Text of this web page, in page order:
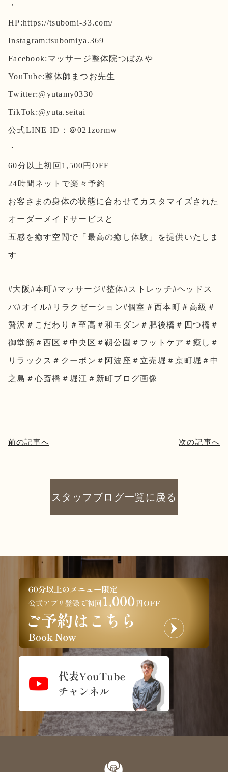
・
HP:https://tsubomi-33.com/
Instagram:tsubomiya.369
Facebook:マッサージ整体院つぼみや
YouTube:整体師まつお先生
Twitter:@yutamy0330
TikTok:@yuta.seitai
公式LINE ID：＠021zormw
・
60分以上初回1,500円OFF
24時間ネットで楽々予約
お客さまの身体の状態に合わせてカスタマイズされた
オーダーメイドサービスと
五感を癒す空間で「最高の癒し体験」を提供いたしま
す
#大阪#本町#マッサージ#整体#ストレッチ#ヘッドス
パ#オイル#リラクゼーション#個室＃西本町＃高級＃
贅沢＃こだわり＃至高＃和モダン＃肥後橋＃四つ橋＃
御堂筋＃西区＃中央区＃靱公園＃フットケア＃癒し＃
リラックス＃クーポン＃阿波座＃立売堀＃京町堀＃中
之島＃心斎橋＃堀江＃新町ブログ画像
前の記事へ 次の記事へ
スタッフブログ一覧に戻る